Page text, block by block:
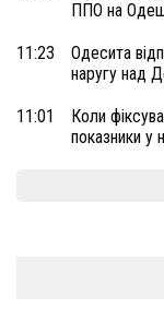
ППО на
11:23
Одесита
наругу над
11:01
Коли
показники у